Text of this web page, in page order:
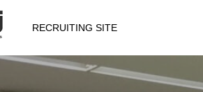
RECRUITING SITE